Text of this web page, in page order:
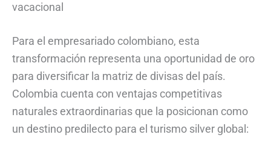
vacacional
Para el empresariado colombiano, esta
transformación representa una oportunidad de oro
para diversificar la matriz de divisas del país.
Colombia cuenta con ventajas competitivas
naturales extraordinarias que la posicionan como
un destino predilecto para el turismo silver global: